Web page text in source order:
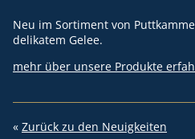
Neu im Sortiment von
delikatem Gelee.
mehr über unsere Produkte
« Zurück zu den Neuigkeiten